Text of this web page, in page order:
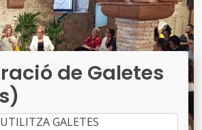
de Galetes
GALETES